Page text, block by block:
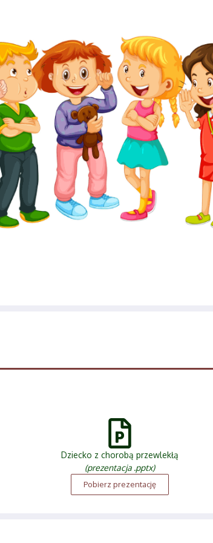
Dziecko z chorobą przewlekłą
(prezentacja .pptx)
Pobierz prezentację